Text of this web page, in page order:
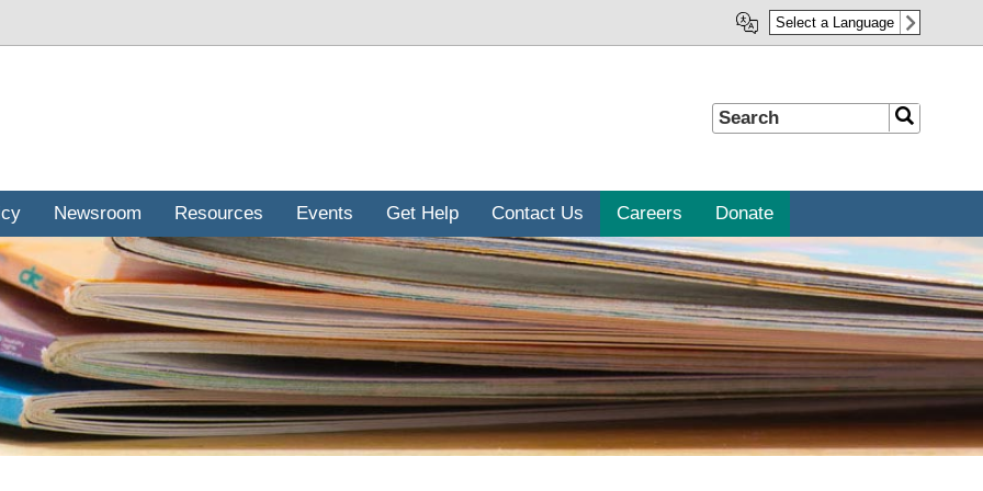
Select a Language
Search Search
Newsroom Resources Events Get Help Contact Us Careers Donate